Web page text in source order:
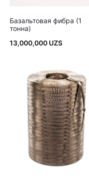
Базальтовая фибра (1
тонна)
13,000,000 UZS